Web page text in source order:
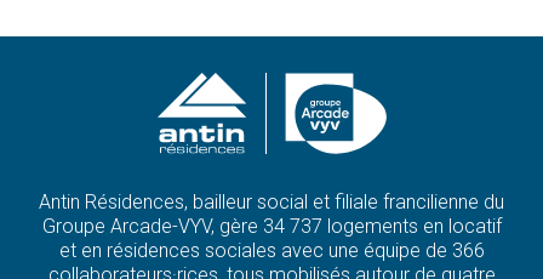
Antin Résidences, bailleur social et filiale francilienne du
Groupe Arcade-VYV, gère 34 737 logements en locatif
et en résidences sociales avec une équipe de 366
collaborateurs·rices, tous mobilisés autour de quatre